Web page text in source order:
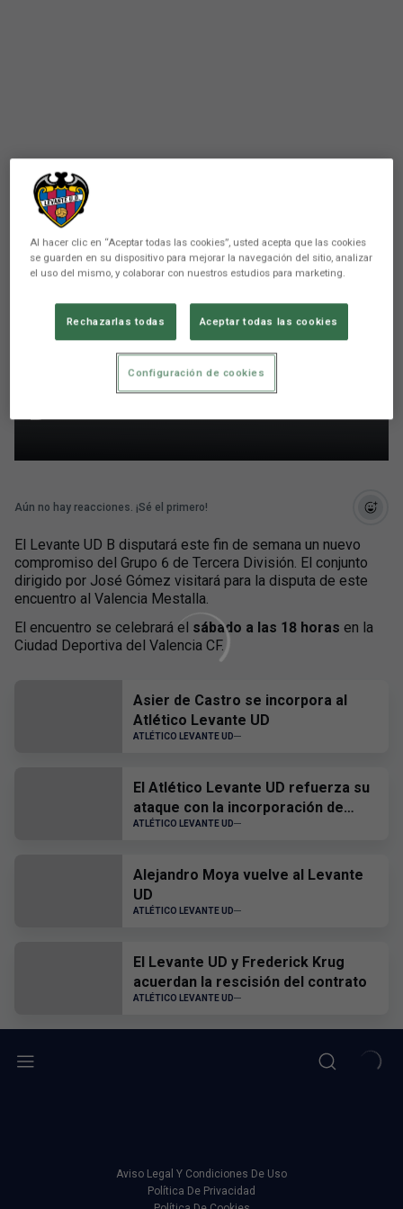
ATLÉTICO LEVANTE UD
Horario del encuentro
Valencia Mestalla-Levante UD
B
Aún no hay reacciones. ¡Sé el primero!
El Levante UD B disputará este fin de semana un nuevo
compromiso del Grupo 6 de Tercera División. El conjunto
dirigido por José Gómez visitará para la disputa de este
encuentro al Valencia Mestalla.
El encuentro se celebrará el sábado a las 18 horas en la
Ciudad Deportiva del Valencia CF.
Asier de Castro se incorpora al
Atlético Levante UD
ATLÉTICO LEVANTE UD
El Atlético Levante UD refuerza su
ataque con la incorporación de
Hugo Goñi
ATLÉTICO LEVANTE UD
Alejandro Moya vuelve al Levante
UD
ATLÉTICO LEVANTE UD
El Levante UD y Frederick Krug
acuerdan la rescisión del contrato
ATLÉTICO LEVANTE UD
Aviso Legal Y Condiciones De Uso
Política De Privacidad
Al hacer clic en “Aceptar todas las cookies”, usted acepta que las cookies
se guarden en su dispositivo para mejorar la navegación del sitio, analizar
el uso del mismo, y colaborar con nuestros estudios para marketing.
Rechazarlas todas Aceptar todas las cookies
Configuración de cookies